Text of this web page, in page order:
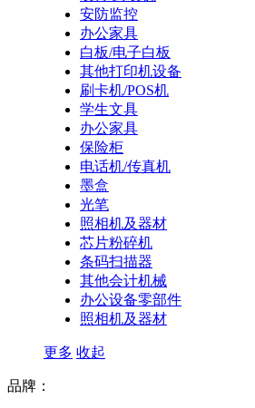
安防监控
办公家具
白板/电子白板
其他打印机设备
刷卡机/POS机
学生文具
办公家具
保险柜
电话机/传真机
墨盒
光笔
照相机及器材
芯片粉碎机
条码扫描器
其他会计机械
办公设备零部件
照相机及器材
更多 收起
品牌：